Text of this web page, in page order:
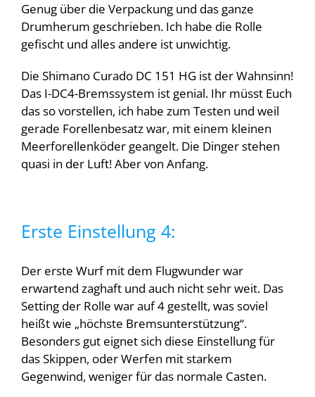
Genug über die Verpackung und das ganze
Drumherum geschrieben. Ich habe die Rolle
gefischt und alles andere ist unwichtig.
Die Shimano Curado DC 151 HG ist der Wahnsinn!
Das I-DC4-Bremssystem ist genial. Ihr müsst Euch
das so vorstellen, ich habe zum Testen und weil
gerade Forellenbesatz war, mit einem kleinen
Meerforellenköder geangelt. Die Dinger stehen
quasi in der Luft! Aber von Anfang.
Erste Einstellung 4:
Der erste Wurf mit dem Flugwunder war
erwartend zaghaft und auch nicht sehr weit. Das
Setting der Rolle war auf 4 gestellt, was soviel
heißt wie „höchste Bremsunterstützung“.
Besonders gut eignet sich diese Einstellung für
das Skippen, oder Werfen mit starkem
Gegenwind, weniger für das normale Casten.